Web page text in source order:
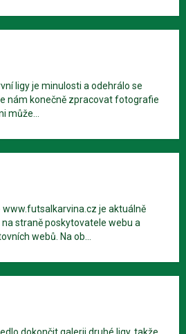
ligy je minulosti a odehrálo se
nám konečně zpracovat fotografie
může...
www.futsalkarvina.cz je aktuálně
na straně poskytovatele webu a
webů. Na ob...